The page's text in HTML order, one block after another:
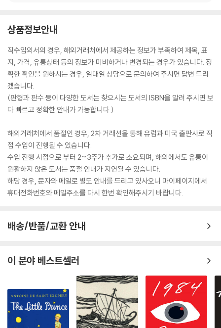
상품정보안내
직수입외서의 경우, 해외거래처에서 제공하는 정보가 부족하여 제목, 표
지, 가격, 유통상태 등의 정보가 미비하거나 변경되는 경우가 있습니다. 정
확한 확인을 원하시는 경우, 일대일 상담으로 문의하여 주시면 답변 드리
겠습니다.
(판형과 판수 등이 다양한 도서는 찾으시는 도서의 ISBN을 알려 주시면 보
다 빠르고 정확한 안내가 가능합니다.)
해외거래처에서 품절인 경우, 2차 거래선을 통해 유럽과 미국 출판사로 직
접 수입이 진행될 수 있습니다.
수입 진행 시점으로 부터 2~3주가 추가로 소요되며, 해외에서도 유통이
원활하지 않은 도서는 품절 안내가 지연될 수 있습니다.
해당 경우, 문자와 메일로 별도 안내를 드리고 있사오니 마이페이지에서
휴대전화번호와 메일주소를 다시 한번 확인해주시기 바랍니다.
배송/반품/교환 안내
이 분야 베스트셀러